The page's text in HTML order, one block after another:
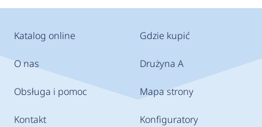
Katalog online
O nas
Obsługa i pomoc
Kontakt
Gdzie kupić
Drużyna A
Mapa strony
Konfiguratory